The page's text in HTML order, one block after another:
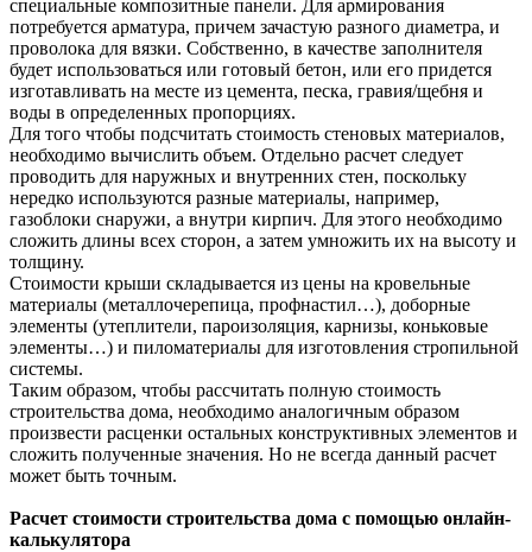
специальные композитные панели. Для армирования
потребуется арматура, причем зачастую разного диаметра, и
проволока для вязки. Собственно, в качестве заполнителя
будет использоваться или готовый бетон, или его придется
изготавливать на месте из цемента, песка, гравия/щебня и
воды в определенных пропорциях.
Для того чтобы подсчитать стоимость стеновых материалов,
необходимо вычислить объем. Отдельно расчет следует
проводить для наружных и внутренних стен, поскольку
нередко используются разные материалы, например,
газоблоки снаружи, а внутри кирпич. Для этого необходимо
сложить длины всех сторон, а затем умножить их на высоту и
толщину.
Стоимости крыши складывается из цены на кровельные
материалы (металлочерепица, профнастил…), доборные
элементы (утеплители, пароизоляция, карнизы, коньковые
элементы…) и пиломатериалы для изготовления стропильной
системы.
Таким образом, чтобы рассчитать полную стоимость
строительства дома, необходимо аналогичным образом
произвести расценки остальных конструктивных элементов и
сложить полученные значения. Но не всегда данный расчет
может быть точным.
Расчет стоимости строительства дома с помощью онлайн-
калькулятора